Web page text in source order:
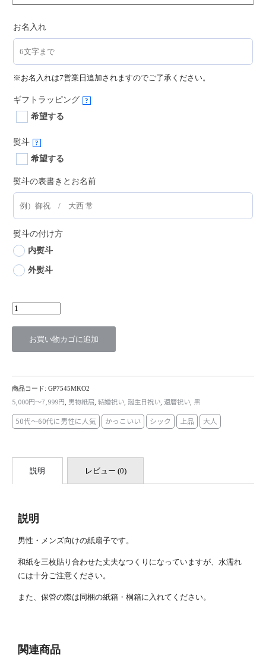
お名入れ
※お名入れは7営業日追加されますのでご了承ください。
ギフトラッピング ?
希望する
熨斗 ?
希望する
熨斗の表書きとお名前
熨斗の付け方
内熨斗
外熨斗
野
に
庫
切
れ
個
お買い物カゴに追加
商品コード: GP7545MKO2
5,000円～7,999円 男物紙扇 結婚祝い 誕生日祝い 還暦祝い 黒
50代～60代に男性に人気 かっこいい シック 上品 大人
説明 レビュー (0)
説明
男性・メンズ向けの紙扇子です。
和紙を三枚貼り合わせた丈夫なつくりになっていますが、水濡れ
には十分ご注意ください。
また、保管の際は同梱の紙箱・桐箱に入れてください。
関連商品